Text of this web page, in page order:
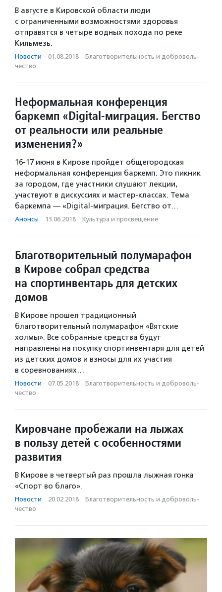
В августе в Кировской области люди
с ограниченными возможностями здоровья
отправятся в четыре водных похода по реке
Кильмезь.
Новости · 01.08.2018 · Благотвори­тель­ность и доброволь­
чест­во
Неформальная конференция
баркемп «Digital-миграция. Бегство
от реальности или реальные
изменения?»
16-17 июня в Кирове пройдет общегородская
неформальная конференция баркемп. Это пикник
за городом, где участники слушают лекции,
участвуют в дискуссиях и мастер-классах. Тема
баркемпа — «Digital-миграция. Бегство от…
Анонсы · 13.06.2018 · Культура и просвещение
Благотворительный полумарафон
в Кирове собрал средства
на спортинвентарь для детских
домов
В Кирове прошел традиционный
благотворительный полумарафон «Вятские
холмы». Все собранные средства будут
направлены на покупку спортинвентаря для детей
из детских домов и взносы для их участия
в соревнованиях…
Новости · 07.05.2018 · Благотвори­тель­ность и доброволь­
чест­во
Кировчане пробежали на лыжах
в пользу детей с особенностями
развития
В Кирове в четвертый раз прошла лыжная гонка
«Спорт во благо».
Новости · 20.02.2018 · Благотвори­тель­ность и доброволь­
чест­во